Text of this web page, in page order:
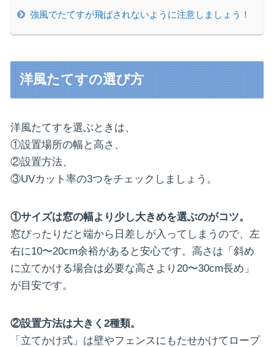
強風でたてすが飛ばされないように注意しましょう！
洋風たてすの選び方
洋風たてすを選ぶときは、
①設置場所の幅と高さ、
②設置方法、
③UVカット率の3つをチェックしましょう。
①サイズは窓の幅より少し大きめを選ぶのがコツ。
窓ぴったりだと端から日差しが入ってしまうので、左
右に10〜20cm余裕があると安心です。高さは「斜め
に立てかける場合は必要な高さより20〜30cm長め」
が目安です。
②設置方法は大きく2種類。
「立てかけ式」は壁やフェンスにもたせかけてロープ